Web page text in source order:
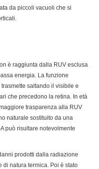
da piccoli vacuoli che si
è raggiunta dalla RUV esclusa
energia. La funzione
saltando il visibile e
che precedono la retina. In età
trasparenza alla RUV
naturale sostituito da una
può risultare notevolmente
prodotti dalla radiazione
di natura termica. Poi è stato